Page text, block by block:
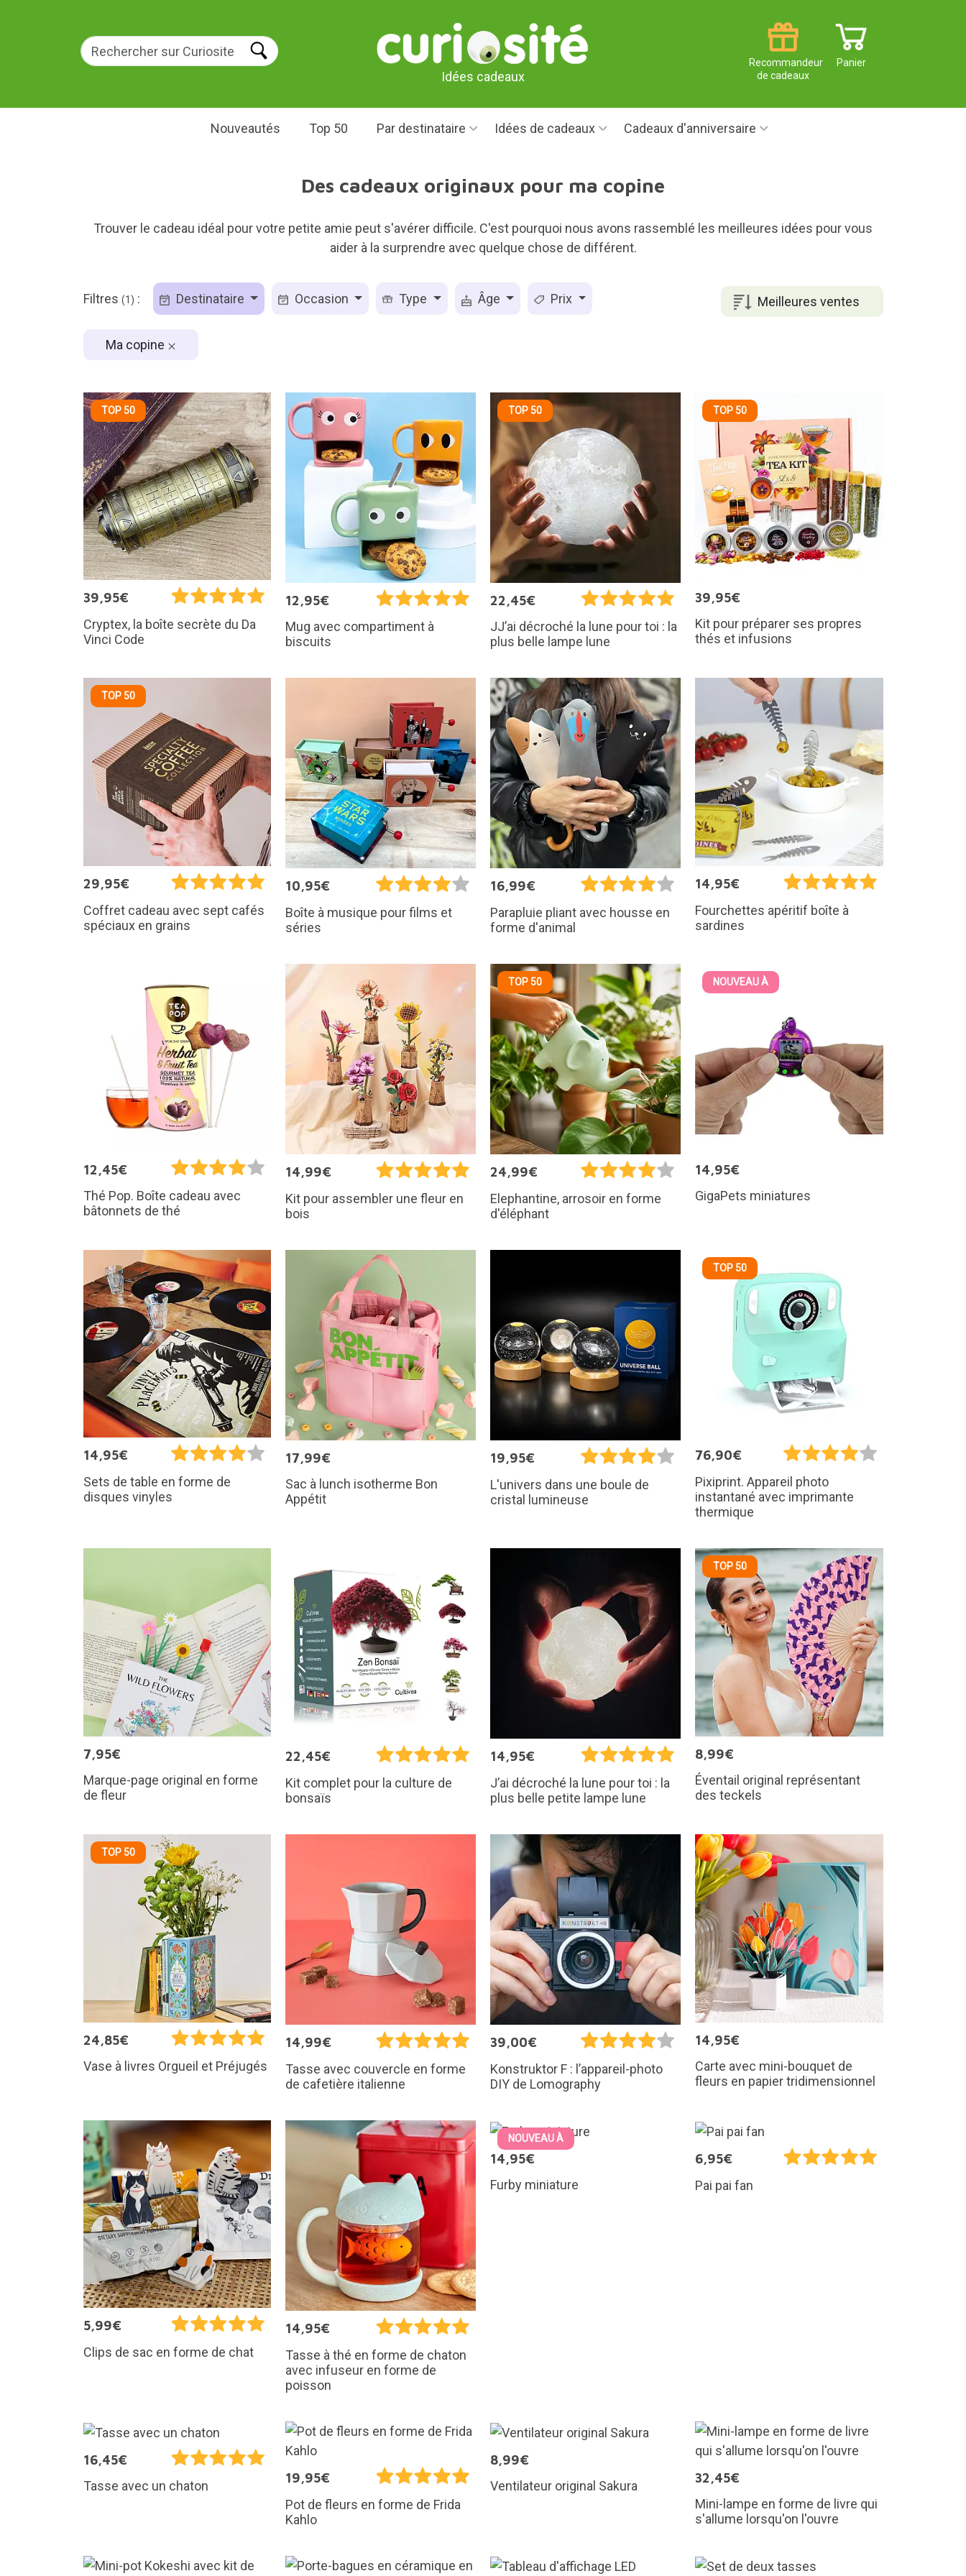
Idées cadeaux
Panier
Recommandeur
de cadeaux
Nouveautés Top 50 Par destinataire Idées de cadeaux Cadeaux d'anniversaire
Des cadeaux originaux pour ma copine
Trouver le cadeau idéal pour votre petite amie peut s'avérer difficile. C'est pourquoi nous avons rassemblé les meilleures idées pour vous
aider à la surprendre avec quelque chose de différent.
Meilleures ventes
Filtres (1) : Destinataire Occasion Type Âge Prix
Ma copine
TOP 50
39,95€
Cryptex, la boîte secrète du Da
Vinci Code
12,95€
Mug avec compartiment à
biscuits
TOP 50
22,45€
JJ’ai décroché la lune pour toi : la
plus belle lampe lune
TOP 50
39,95€
Kit pour préparer ses propres
thés et infusions
TOP 50
29,95€
Coffret cadeau avec sept cafés
spéciaux en grains
10,95€
Boîte à musique pour films et
séries
16,99€
Parapluie pliant avec housse en
forme d'animal
14,95€
Fourchettes apéritif boîte à
sardines
12,45€
Thé Pop. Boîte cadeau avec
bâtonnets de thé
14,99€
Kit pour assembler une fleur en
bois
TOP 50
24,99€
Elephantine, arrosoir en forme
d'éléphant
NOUVEAU À
14,95€
GigaPets miniatures
14,95€
Sets de table en forme de
disques vinyles
17,99€
Sac à lunch isotherme Bon
Appétit
19,95€
L'univers dans une boule de
cristal lumineuse
TOP 50
76,90€
Pixiprint. Appareil photo
instantané avec imprimante
thermique
7,95€
Marque-page original en forme
de fleur
22,45€
Kit complet pour la culture de
bonsaïs
14,95€
J’ai décroché la lune pour toi : la
plus belle petite lampe lune
TOP 50
8,99€
Éventail original représentant
des teckels
TOP 50
24,85€
Vase à livres Orgueil et Préjugés
14,99€
Tasse avec couvercle en forme
de cafetière italienne
39,00€
Konstruktor F : l’appareil-photo
DIY de Lomography
14,95€
Carte avec mini-bouquet de
fleurs en papier tridimensionnel
5,99€
Clips de sac en forme de chat
14,95€
Tasse à thé en forme de chaton
avec infuseur en forme de
poisson
NOUVEAU À
14,95€
Furby miniature
6,95€
Pai pai fan
16,45€
Tasse avec un chaton
19,95€
Pot de fleurs en forme de Frida
Kahlo
8,99€
Ventilateur original Sakura
32,45€
Mini-lampe en forme de livre qui
s'allume lorsqu'on l'ouvre